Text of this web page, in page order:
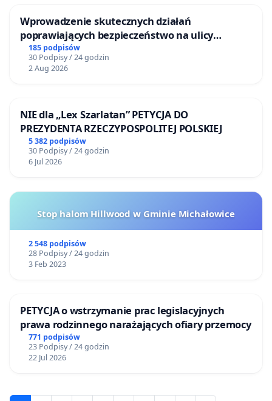
Wprowadzenie skutecznych działań
poprawiających bezpieczeństwo na ulicy
Żeromskiego w Otwocku
185 podpisów
30 Podpisy / 24 godzin
2 Aug 2026
NIE dla „Lex Szarlatan” PETYCJA DO
PREZYDENTA RZECZYPOSPOLITEJ POLSKIEJ
5 382 podpisów
30 Podpisy / 24 godzin
6 Jul 2026
Stop halom Hillwood w Gminie Michałowice
2 548 podpisów
28 Podpisy / 24 godzin
3 Feb 2023
PETYCJA o wstrzymanie prac legislacyjnych
prawa rodzinnego narażających ofiary przemocy
771 podpisów
23 Podpisy / 24 godzin
22 Jul 2026